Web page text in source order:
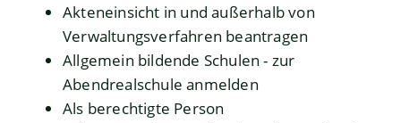
Akteneinsicht in und außerhalb von
Verwaltungsverfahren beantragen
Allgemein bildende Schulen - zur
Abendrealschule anmelden
Als berechtigte Person